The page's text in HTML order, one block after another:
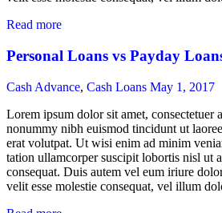
Read more
Personal Loans vs Payday
Cash Advance, Cash Loans May 1, 2017
Lorem ipsum dolor sit amet, consectetuer
nonummy nibh euismod tincidunt ut
erat volutpat. Ut wisi enim ad minim
tation ullamcorper suscipit lobortis nisl ut
consequat. Duis autem vel eum iriure
velit esse molestie consequat, vel illum